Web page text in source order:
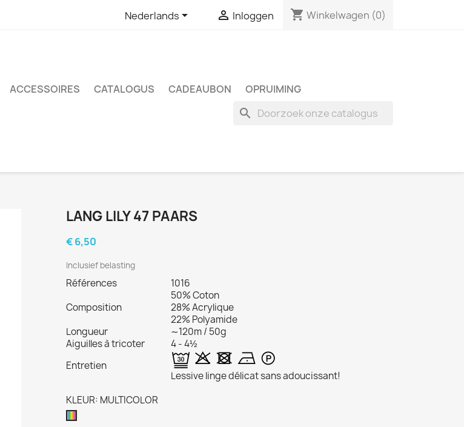
Nederlands  Inloggen shopping_cart Winkelwagen (0)
ACCESSOIRES CATALOGUS CADEAUBON OPRUIMING
search
LANG LILY 47 PAARS
€ 6,50
Inclusief belasting
Références
1016
Composition
50% Coton
28% Acrylique
22% Polyamide
Longueur
∼120m / 50g
Aiguilles à tricoter
4 - 4½
Entretien
Lessive linge délicat sans adoucissant!
KLEUR: MULTICOLOR